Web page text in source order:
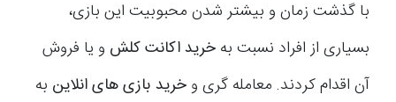
با گذشت زمان و بیشتر شدن محبوبیت این بازی،
بسیاری از افراد نسبت به خرید اکانت کلش و یا فروش
آن اقدام کردند. معامله گری وخرید بازی های انلاین به